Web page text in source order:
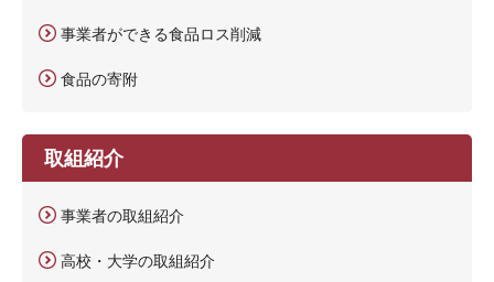
事業者ができる食品ロス削減
食品の寄附
取組紹介
事業者の取組紹介
高校・大学の取組紹介